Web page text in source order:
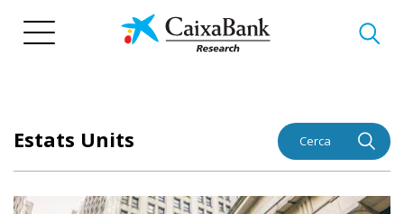
Estats Units Cerca